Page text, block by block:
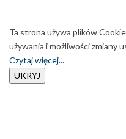
Ta strona używa plików
używania i możliwości zmiany
Czytaj więcej...